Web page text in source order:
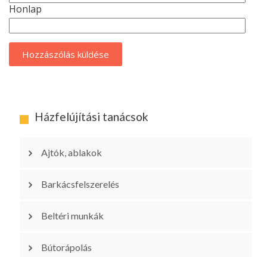
Honlap
Házfelújítási tanácsok
Ajtók, ablakok
Barkácsfelszerelés
Beltéri munkák
Bútorápolás